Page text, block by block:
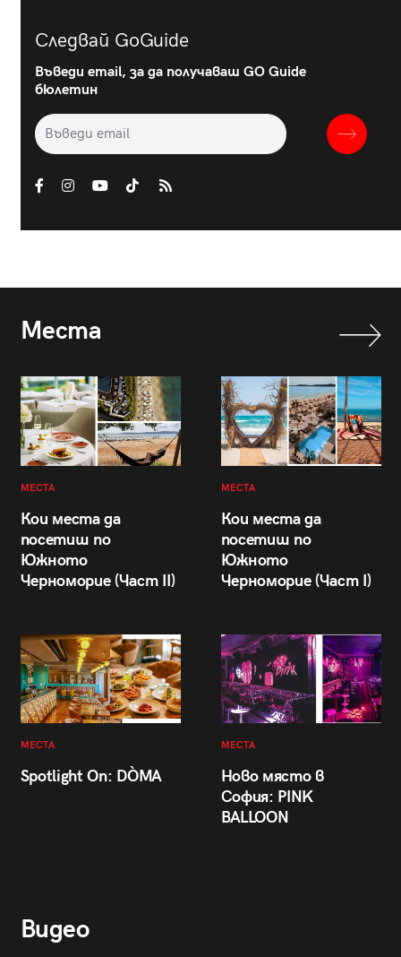
Следвай GoGuide
Въведи email, за да получаваш GO Guide
бюлетин
Места
МЕСТА
Кои места да
посетиш по
Южното
Черноморие (Част II)
МЕСТА
Кои места да
посетиш по
Южното
Черноморие (Част I)
МЕСТА
Spotlight On: DÒMA
МЕСТА
Ново място в
София: PINK
BALLOON
Видео